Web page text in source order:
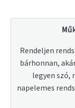
Rendeljen
bárhonnan,
legyen szó,
napelemes